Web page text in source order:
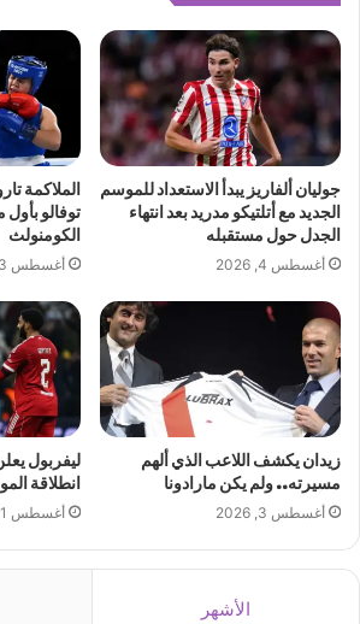
جوليان ألفاريز يبدأ الاستعداد للموسم
الجديد مع أتلتيكو مدريد بعد انتهاء
الجدل حول مستقبله
أغسطس 4, 2026
الملاكمة
توفالو بأول
الكومنولث
أغسطس 3, 2026
زيدان يكشف اللاعب الذي ألهم
مسيرته.. ولم يكن مارادونا
أغسطس 3, 2026
ليفربول
انطلاقة
أغسطس 1, 2026
الأشهر